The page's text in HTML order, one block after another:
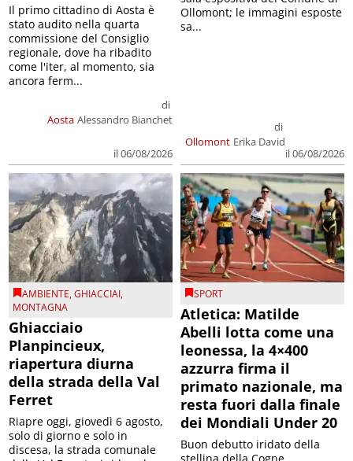
Aosta
di
Alessandro Bianchet
il 06/08/2026
Il primo cittadino di Aosta è
stato audito nella quarta
commissione del Consiglio
regionale, dove ha ribadito
come l'iter, al momento, sia
ancora ferm...
Ollomont
di
Erika David
il 06/08/2026
Ollomont; le immagini esposte
sa...
AMBIENTE,GHIACCIAI,
MONTAGNA
Ghiacciaio
Planpincieux,
riapertura diurna
della strada della Val
Ferret
Riapre oggi, giovedì 6 agosto,
solo di giorno e solo in
discesa, la strada comunale
SPORT
Atletica: Matilde
Abelli lotta come una
leonessa, la 4×400
azzurra firma il
primato nazionale, ma
resta fuori dalla finale
dei Mondiali Under 20
Buon debutto iridato della